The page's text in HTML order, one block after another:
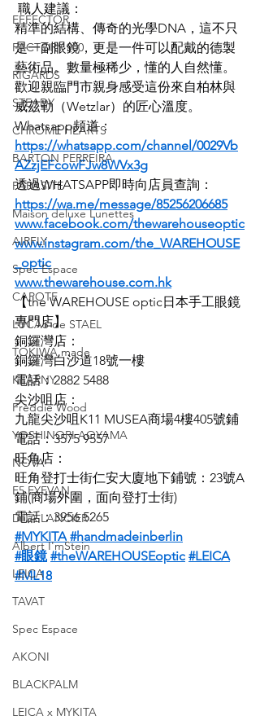
EFFECTOR
FACTORY 900
RIGARDS
STEADY
CHROME HEARTS
BARTON PERREIRA
PARASITE
Maison deluxe Lunettes
AIRFLY
Spec Espace
CAPOTE
LUCAS de STAEL
TOKIWA made
KEARNY
Freddie Wood
YOSHINORI AOYAMA
NOVA
E5 EYEVAN
DITA LANCIER
Albert I'mStein
LEICA
TAVAT
Spec Espace
AKONI
BLACKPALM
LEICA x MYKITA
職人建議：
精準的結構、傳奇的光學DNA，這不只
是一副眼鏡，更是一件可以配戴的德製
藝術品。數量極稀少，懂的人自然懂。
歡迎親臨門市親身感受這份來自柏林與
威茲勒（Wetzlar）的匠心溫度。
Whatsapp頻道：
https://whatsapp.com/channel/0029Vb
AZzjEFcowFJw8WVx3g
透過WHATSAPP即時向店員查詢：
https://wa.me/message/85256206685
www.facebook.com/thewarehouseoptic
www.instagram.com/the_WAREHOUSE
_optic
www.thewarehouse.com.hk
【the WAREHOUSE optic日本手工眼鏡
專門店】
銅鑼灣店：
銅鑼灣白沙道18號一樓
電話：2882 5488
尖沙咀店：
九龍尖沙咀K11 MUSEA商場4樓405號鋪
電話：3575 9557
旺角店：
旺角登打士街仁安大廈地下鋪號：23號A
鋪(商場外圍，面向登打士街)
電話：3956 5265
#MYKITA #handmadeinberlin
#眼鏡 #theWAREHOUSEoptic #LEICA
#ML18